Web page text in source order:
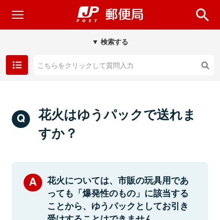
▼ 検索する
花火はゆうパックで送れま
すか？
花火については、市販の玩具用であ
っても「爆発性のもの」に該当する
ことから、ゆうパックとしてお引き